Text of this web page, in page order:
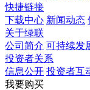
快捷链接
下载中心 新闻动态
关于绿联
公司简介 可持续发
投资者关系
信息公开 投资者互
我要购买